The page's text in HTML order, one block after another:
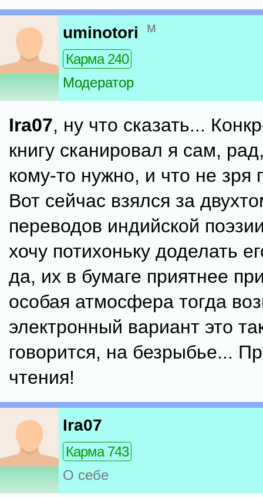
uminotori м
Карма 240
Модератор
Ira07, ну что сказать...
книгу сканировал я сам,
кому-то нужно, и что не зря
Вот сейчас взялся за
переводов индийской
хочу потихоньку доделать
да, их в бумаге приятнее
особая атмосфера тогда
электронный вариант это
говорится, на безрыбье...
чтения!
Ira07
Карма 743
О себе